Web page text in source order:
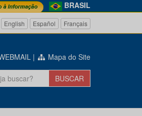
BRASIL
English Español Français
| Mapa do Site